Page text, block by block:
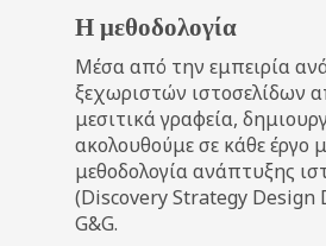
Η μεθοδολογία
Μέσα από την εμπειρία
ξεχωριστών ιστοσελίδων
μεσιτικά γραφεία,
ακολουθούμε σε κάθε έργο
μεθοδολογία ανάπτυξης
(Discovery Strategy Design
G&G.